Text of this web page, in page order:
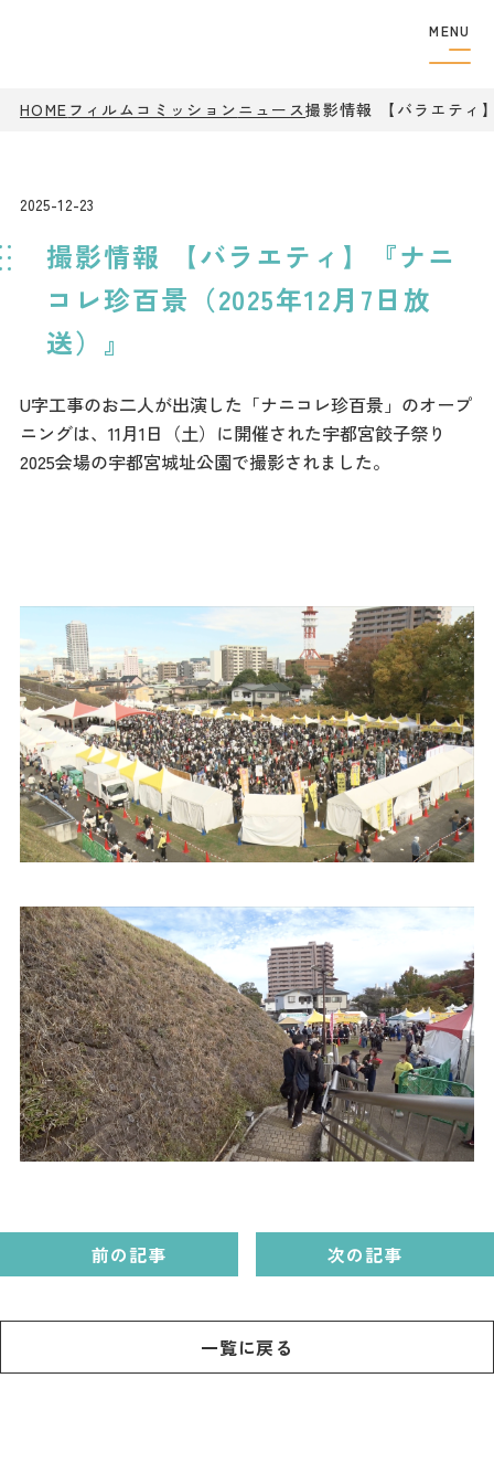
MENU
HOME フィルムコミッション ニュース撮影情報 【バラエティ
撮影情報 【バラエティ】『ナニ
コレ珍百景（2025年12月7日放
送）』
2025-12-23
U字工事のお二人が出演した「ナニコレ珍百景」のオープ
ニングは、11月1日（土）に開催された宇都宮餃子祭り
2025会場の宇都宮城址公園で撮影されました。
前の記事
一覧に戻る
次の記事
フィルムコミッショ
ロケ地巡り
アクセス
特集
観光スポット
イベント
モデルコース
宿泊
アクセス
e
ロード
パンフレット
ダウンロード
お問い合わせ